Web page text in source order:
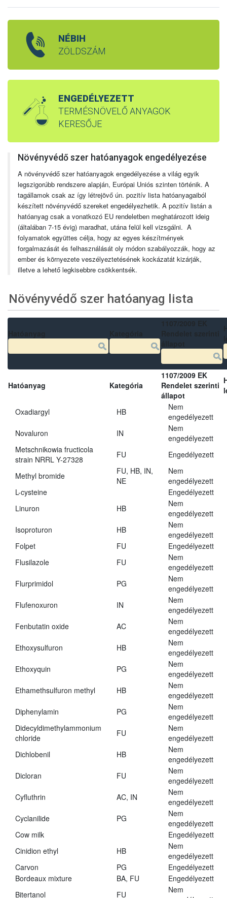
NÉBIH
ZÖLDSZÁM
ENGEDÉLYEZETT
TERMÉSNÖVELŐ ANYAGOK
KERESŐJE
Növényvédő szer hatóanyagok engedélyezése
A növényvédő szer hatóanyagok engedélyezése a világ egyik
legszigorúbb rendszere alapján, Európai Uniós szinten történik. A
tagállamok csak az így létrejövő ún. pozitív lista hatóanyagaiból
készített növényvédő szereket engedélyezhetik. A pozitív listán a
hatóanyag csak a vonatkozó EU rendeletben meghatározott ideig
(általában 7-15 évig) maradhat, utána felül kell vizsgálni. A
folyamatok együttes célja, hogy az egyes készítmények
forgalmazását és felhasználását oly módon szabályozzák, hogy az
ember és környezete veszélyeztetésének kockázatát kizárják,
illetve a lehető legkisebbre csökkentsék.
Növényvédő szer hatóanyag lista
Hatóanyag Kategória
1107/2009 EK
Rendelet szerinti
állapot
Oxadiargyl HB
Nem
engedélyezett
Novaluron
IN
Nem
engedélyezett
Metschnikowia fructicola
strain NRRL Y-27328
FU Engedélyezett
Methyl bromide
FU, HB, IN,
NE
Nem
engedélyezett
L-cysteine
Engedélyezett
Linuron
HB
Nem
engedélyezett
Isoproturon
HB
Nem
engedélyezett
Folpet
FU
Engedélyezett
Flusilazole
FU
Nem
engedélyezett
Flurprimidol
PG
Nem
engedélyezett
Flufenoxuron
IN
Nem
engedélyezett
Fenbutatin oxide
AC
Nem
engedélyezett
Ethoxysulfuron
HB
Nem
engedélyezett
Ethoxyquin
PG
Nem
engedélyezett
Ethamethsulfuron methyl
HB
Nem
engedélyezett
Diphenylamin
PG
Nem
engedélyezett
Didecyldimethylammonium
chloride
FU
Nem
engedélyezett
Dichlobenil
HB
Nem
engedélyezett
Dicloran
FU
Nem
engedélyezett
Cyfluthrin
AC, IN
Nem
engedélyezett
Cyclanilide
PG
Nem
engedélyezett
Cow milk
Engedélyezett
Cinidion ethyl
HB
Nem
engedélyezett
Carvon
PG
Engedélyezett
Bordeaux mixture
BA, FU
Engedélyezett
Bitertanol
FU
Nem